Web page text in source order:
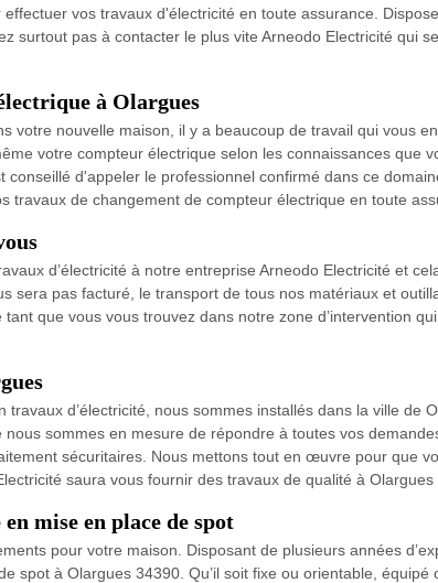
vos travaux d'électricité en toute assurance.
surtout pas à contacter le plus vite Arneodo Electricité qui
à Olargues
votre nouvelle maison, il y a beaucoup de travail qui vous
votre compteur électrique selon les connaissances que
d'appeler le professionnel confirmé dans ce
de changement de compteur électrique en toute
d’électricité à notre entreprise Arneodo Electricité et
sera pas facturé, le transport de tous nos matériaux et
que vous vous trouvez dans notre zone d’intervention
d’électricité, nous sommes installés dans la ville de
sommes en mesure de répondre à toutes vos
sécuritaires. Nous mettons tout en œuvre pour que
saura vous fournir des travaux de qualité à Olargues
mise en place de spot
pour votre maison. Disposant de plusieurs années
spot à Olargues 34390. Qu’il soit fixe ou orientable, équipé